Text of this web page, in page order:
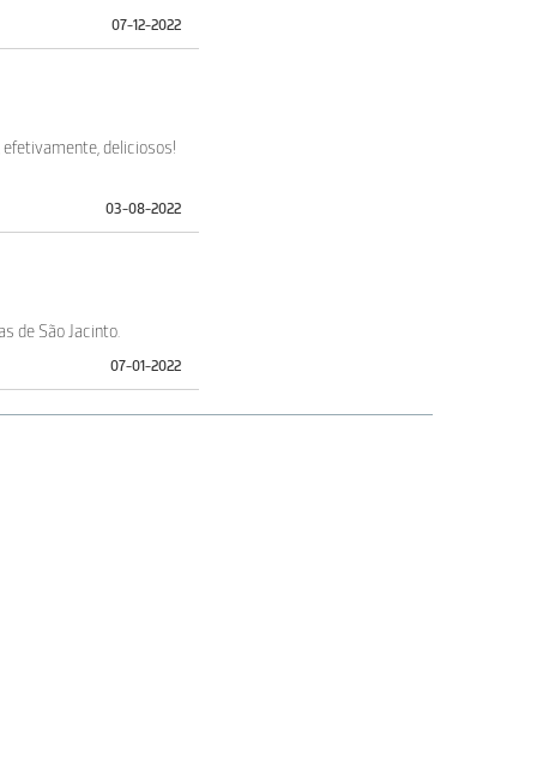
07-12-2022
efetivamente, deliciosos!
03-08-2022
de São Jacinto.
07-01-2022